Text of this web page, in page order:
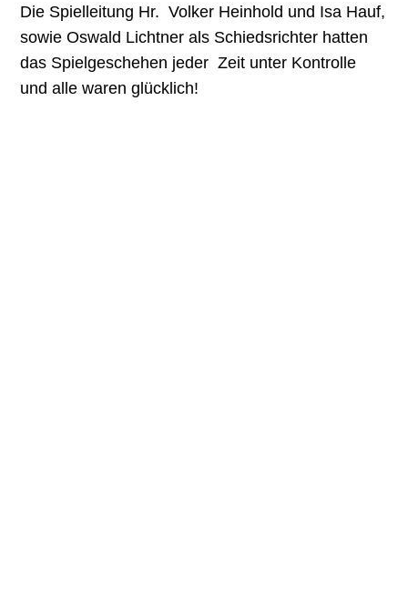
Die Spielleitung Hr. Volker Heinhold und Isa Hauf,
sowie Oswald Lichtner als Schiedsrichter hatten
das Spielgeschehen jeder Zeit unter Kontrolle
und alle waren glücklich!